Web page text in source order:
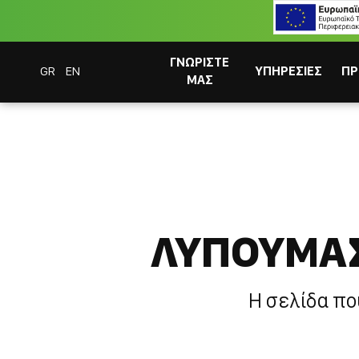
GR EN
ΓΝΩΡΙΣΤΕ
ΜΑΣ
ΥΠΗΡΕΣΙΕΣ
ΣΥΣΤΗΜΑΤΑ CAFITESSE
404 - Η Σελιδα δεν βρεθηκε
Η σελίδα